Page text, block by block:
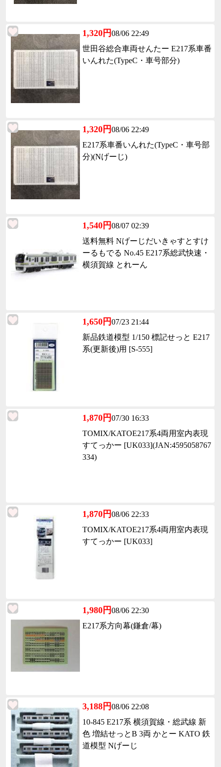
1,320円08/06 22:49
世田谷総合車両せんたー E217系車番
いんれた(TypeC・車号部分)
1,320円08/06 22:49
E217系車番いんれた(TypeC・車号部
分)(Nげーじ)
1,540円08/07 02:39
送料無料 Nげーじだいきゃすとすけ
ーるもでる No.45 E217系総武快速・
横須賀線 とれーん
1,650円07/23 21:44
新品鉄道模型 1/150 標記せっと E217
系(更新後)用 [S-555]
1,870円07/30 16:33
TOMIX/KATOE217系4両用室内表現
すてっかー [UK033](JAN:4595058767
334)
1,870円08/06 22:33
TOMIX/KATOE217系4両用室内表現
すてっかー [UK033]
1,980円08/06 22:30
E217系方向幕(鎌倉/幕)
3,188円08/06 22:08
10-845 E217系 横須賀線・総武線 新
色 増結せっとB 3両 かとー KATO 鉄
道模型 Nげーじ